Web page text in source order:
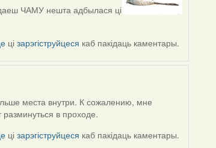
ЧАМУ нешта адбылася ці
цізарэгіструйцеся каб пакідаць каментары.
места внутри. К сожалению, мне
в проходе.
цізарэгіструйцеся каб пакідаць каментары.